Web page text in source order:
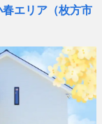
エリア（枚方市